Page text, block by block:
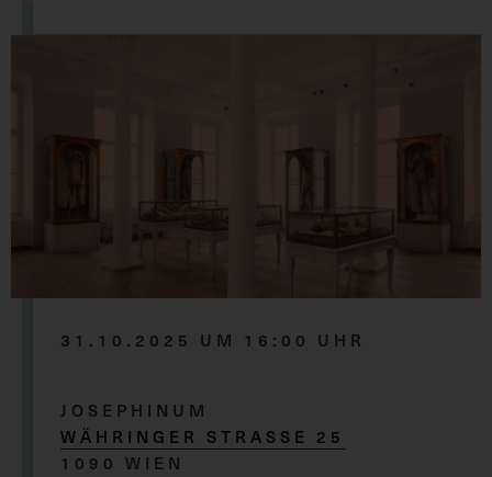
31.10.2025 UM 16:00 UHR
JOSEPHINUM
WÄHRINGER STRASSE 25
1090 WIEN